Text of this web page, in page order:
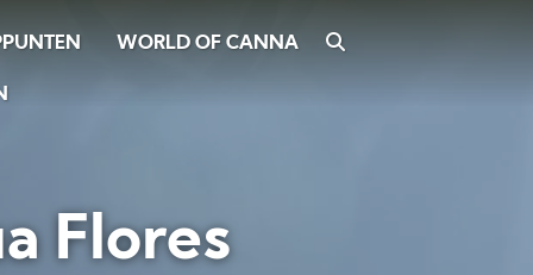
WORLD OF CANNA
Flores